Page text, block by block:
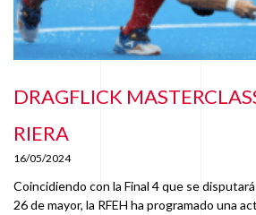
DRAGFLICK
RIERA
16/05/2024
Coincidiendo con la Final 4 que se
26 de mayor, la RFEH ha programado una